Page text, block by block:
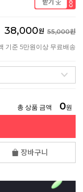
38,000원 55,000원
기준 5만원이상 무료배송
총 상품 금액 0원
장바구니